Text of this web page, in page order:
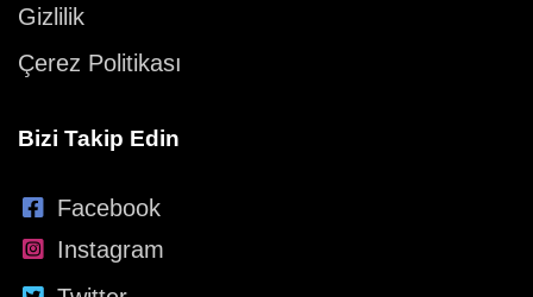
Gizlilik
Çerez Politikası
Bizi Takip Edin
Facebook
Instagram